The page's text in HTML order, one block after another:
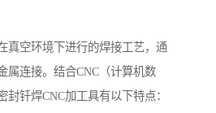
真空环境下进行的焊接工艺，通
属连接。结合CNC（计算机数
封钎焊CNC加工具有以下特点：